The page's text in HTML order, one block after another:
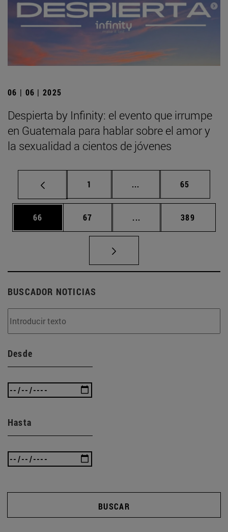
06 | 06 | 2025
Despierta by Infinity: el evento que irrumpe
en Guatemala para hablar sobre el amor y
la sexualidad a cientos de jóvenes
Página
1 ... Páginas intermedias
Página
65
Página
66 Página
67 ... Páginas intermedias
Página
389
BUSCADOR NOTICIAS
Desde
Hasta
BUSCAR